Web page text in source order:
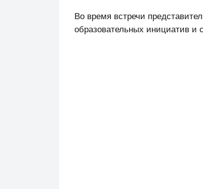
Во время встречи
образовательных инициатив и